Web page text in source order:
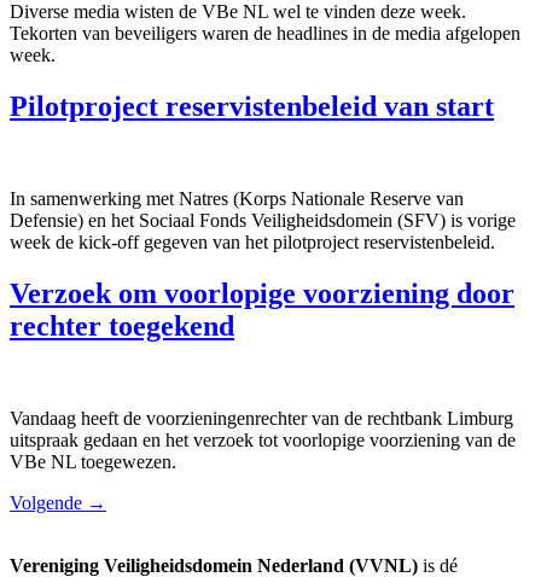
Diverse media wisten de VBe NL wel te vinden deze week.
Tekorten van beveiligers waren de headlines in de media afgelopen
week.
Pilotproject reservistenbeleid van start
In samenwerking met Natres (Korps Nationale Reserve van
Defensie) en het Sociaal Fonds Veiligheidsdomein (SFV) is vorige
week de kick-off gegeven van het pilotproject reservistenbeleid.
Verzoek om voorlopige voorziening door
rechter toegekend
Vandaag heeft de voorzieningenrechter van de rechtbank Limburg
uitspraak gedaan en het verzoek tot voorlopige voorziening van de
VBe NL toegewezen.
Volgende →
Vereniging Veiligheidsdomein Nederland (VVNL) is dé